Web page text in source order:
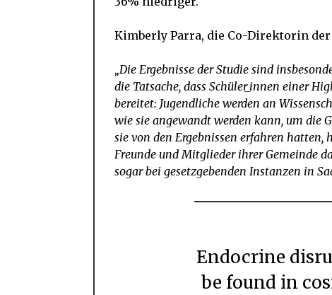
Kimberly Parra, die Co-Direktorin
„Die Ergebnisse der Studie sind
die Tatsache, dass Schüler_innen einer
bereitet: Jugendliche werden an
wie sie angewandt werden kann, um die
sie von den Ergebnissen erfahren hatten,
Freunde und Mitglieder ihrer Gemeinde
sogar bei gesetzgebenden Instanzen in
Endocrine disrupting chemicals can also
be found in